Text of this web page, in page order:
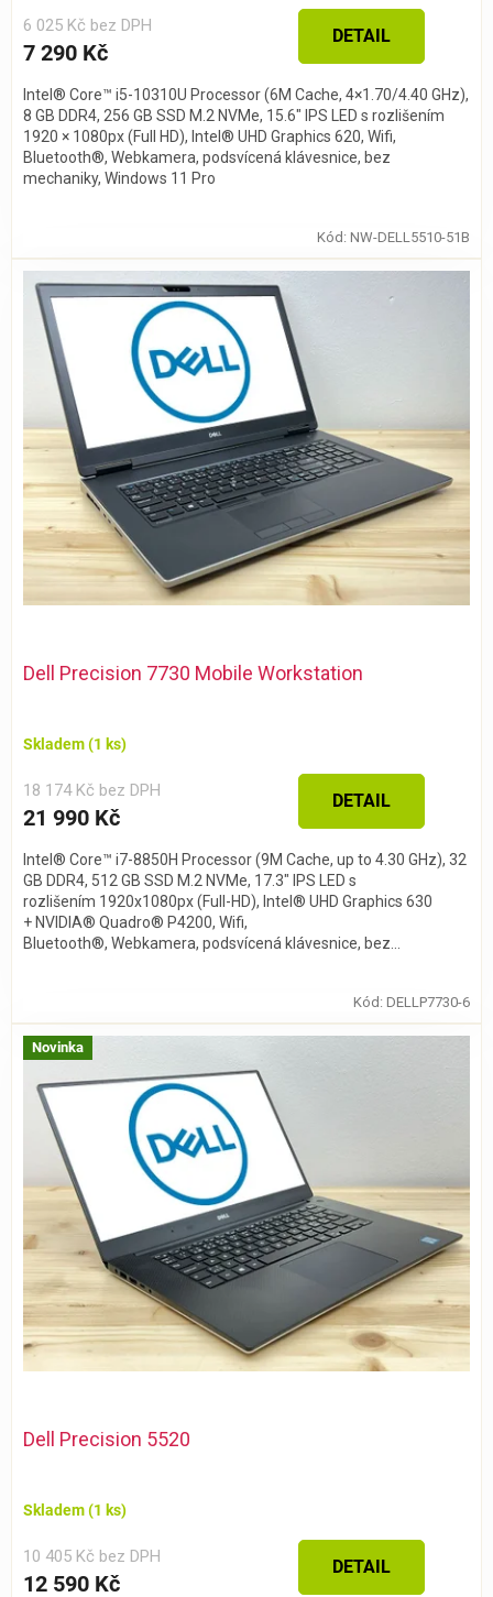
6 025 Kč bez DPH
7 290 Kč
DETAIL
Intel® Core™ i5-10310U Processor (6M Cache, 4×1.70/4.40 GHz),
8 GB DDR4, 256 GB SSD M.2 NVMe, 15.6″ IPS LED s rozlišením
1920 × 1080px (Full HD), Intel® UHD Graphics 620, Wifi,
Bluetooth®, Webkamera, podsvícená klávesnice, bez
mechaniky, Windows 11 Pro
Kód: NW-DELL5510-51B
Dell Precision 7730 Mobile Workstation
Skladem(1 ks)
18 174 Kč bez DPH
21 990 Kč
DETAIL
Intel® Core™ i7-8850H Processor (9M Cache, up to 4.30 GHz), 32
GB DDR4, 512 GB SSD M.2 NVMe, 17.3" IPS LED s
rozlišením 1920x1080px (Full-HD), Intel® UHD Graphics 630
+ NVIDIA® Quadro® P4200, Wifi,
Bluetooth®, Webkamera, podsvícená klávesnice, bez...
Kód: DELLP7730-6
Novinka
Dell Precision 5520
Skladem(1 ks)
10 405 Kč bez DPH
12 590 Kč
DETAIL